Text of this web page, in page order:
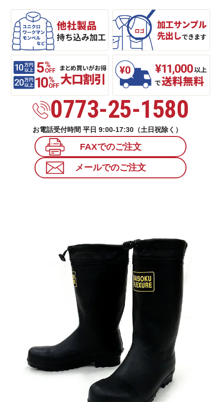
0773-25-1580
お電話受付時間 平日 9:00-17:30（土日祝除く）
FAXでのご注文
メールでのご注文